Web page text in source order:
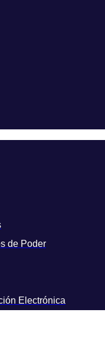
de Poder
Electrónica